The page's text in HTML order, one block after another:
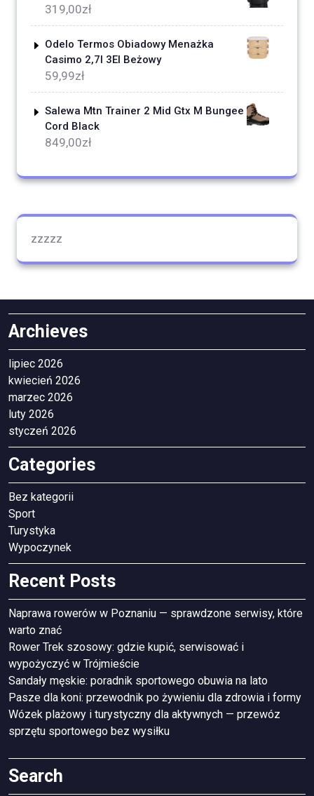
319,00zł
Odelo Termos Obiadowy Menażka
Casimo 2,7l 3El Beżowy
59,99zł
Salewa Mtn Trainer 2 Mid Gtx M Bungee
Cord Black
849,00zł
zzzzz
Archieves
lipiec 2026
kwiecień 2026
marzec 2026
luty 2026
styczeń 2026
Categories
Bez kategorii
Sport
Turystyka
Wypoczynek
Recent Posts
Naprawa rowerów w Poznaniu — sprawdzone serwisy, które
warto znać
Rower Trek szosowy: gdzie kupić, serwisować i
wypożyczyć w Trójmieście
Sandały męskie: poradnik sportowego obuwia na lato
Pasze dla koni: przewodnik po żywieniu dla zdrowia i formy
Wózek plażowy i turystyczny dla aktywnych — przewóz
sprzętu sportowego bez wysiłku
Search